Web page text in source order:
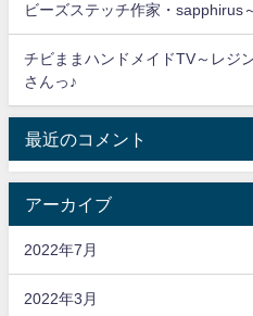
ビーズステッチ作家・sapphirus
チビままハンドメイドTV～レジ
さんっ♪
最近のコメント
アーカイブ
2022年7月
2022年3月